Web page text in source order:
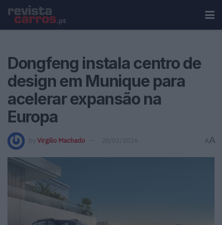
Dongfeng instala centro de
design em Munique para
acelerar expansão na
Europa
by Virgilio Machado 28/03/2026 AA